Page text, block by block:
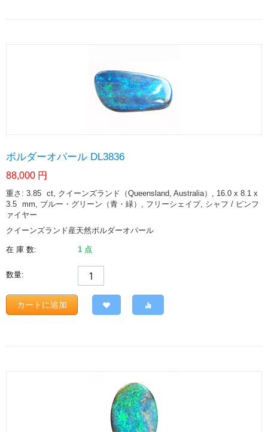
ボルダーオパール DL3836
88,000 円
重さ: 3.85 ct, クイーンズランド（Queensland, Australia）, 16.0 x 8.1 x
3.5 mm, ブルー・グリーン（青・緑）, フリーシェイプ, シャフ / ピンフ
ァイヤー
クイーンズランド産天然ボルダーオパール
在 庫 数: 1 点
数量:
カートに追加